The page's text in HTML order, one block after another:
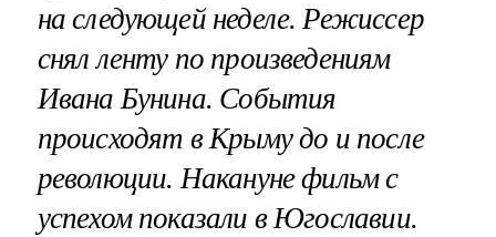
на следующей неделе. Режиссер
снял ленту по произведениям
Ивана Бунина. События
происходят в Крыму до и после
революции. Накануне фильм с
успехом показали в Югославии.